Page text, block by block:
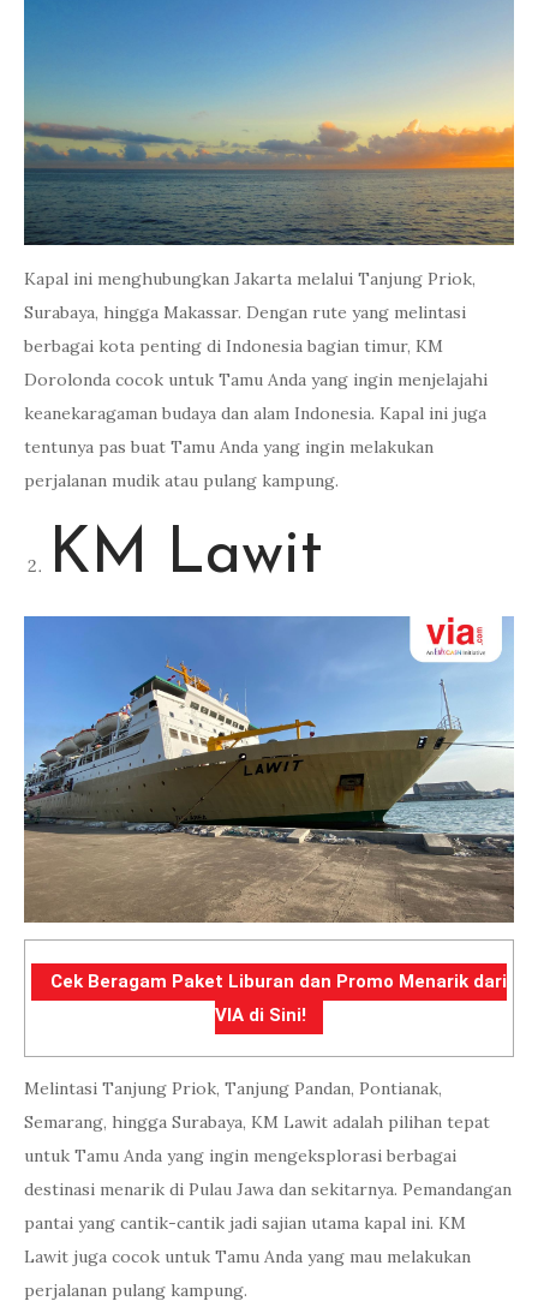
Kapal ini menghubungkan Jakarta melalui Tanjung Priok,
Surabaya, hingga Makassar. Dengan rute yang melintasi
berbagai kota penting di Indonesia bagian timur, KM
Dorolonda cocok untuk Tamu Anda yang ingin menjelajahi
keanekaragaman budaya dan alam Indonesia. Kapal ini juga
tentunya pas buat Tamu Anda yang ingin melakukan
perjalanan mudik atau pulang kampung.
KM Lawit
Cek Beragam Paket Liburan dan Promo Menarik dari
VIA di Sini!
Melintasi Tanjung Priok, Tanjung Pandan, Pontianak,
Semarang, hingga Surabaya, KM Lawit adalah pilihan tepat
untuk Tamu Anda yang ingin mengeksplorasi berbagai
destinasi menarik di Pulau Jawa dan sekitarnya. Pemandangan
pantai yang cantik-cantik jadi sajian utama kapal ini. KM
Lawit juga cocok untuk Tamu Anda yang mau melakukan
perjalanan pulang kampung.